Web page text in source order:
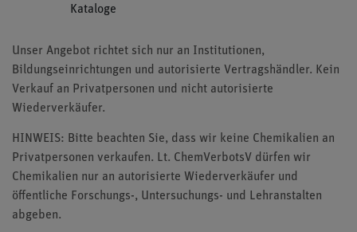
Kataloge
Unser Angebot richtet sich nur an Institutionen,
Bildungseinrichtungen und autorisierte Vertragshändler. Kein
Verkauf an Privatpersonen und nicht autorisierte
Wiederverkäufer.
HINWEIS: Bitte beachten Sie, dass wir keine Chemikalien an
Privatpersonen verkaufen. Lt. ChemVerbotsV dürfen wir
Chemikalien nur an autorisierte Wiederverkäufer und
öffentliche Forschungs-, Untersuchungs- und Lehranstalten
abgeben.